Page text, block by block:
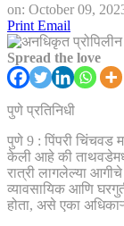
on: October 09,
Print Email
Spread the love
पुणे प्रतिनिधी
पुणे 9 : पिंपरी चिंचवड
केली आहे की
रात्री लागलेल्या
व्यावसायिक आणि
होता, असे एका